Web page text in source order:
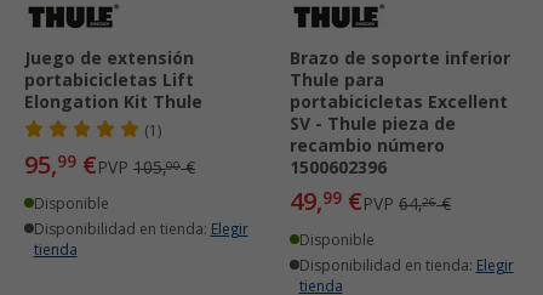
Juego de extensión
portabicicletas Lift
Elongation Kit Thule
(1)
95,99 €PVP 105,00€
Disponible
Disponibilidad en tienda: Elegir
tienda
Brazo de soporte inferior
Thule para
portabicicletas Excellent
SV - Thule pieza de
recambio número
1500602396
49,99 €PVP 64,26€
Disponible
Disponibilidad en tienda: Elegir
tienda